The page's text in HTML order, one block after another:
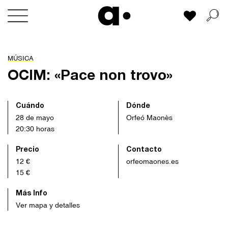
Skip
Mi lista
MÚSICA
OCIM: «Pace non trovo»
Cuándo
28 de mayo
20:30 horas
Dónde
Orfeó Maonès
Precio
12 €
15 €
Contacto
orfeomaones.es
Más Info
Ver mapa y detalles